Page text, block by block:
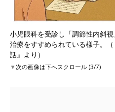
小児眼科を受診し「調節性内斜
治療をすすめられている様子。
話』より）
▼次の画像は下へスクロール (3/7)